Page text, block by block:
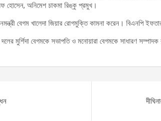
হোসেন, অনিমেশ চাকমা রিঙ্কু প্রমুখ।
বেগম খালেদা জিয়ার রোগমুক্তি কামনা করেন। বিএনপি
দলের মুর্শিদা বেগমকে সভাপতি ও মনোয়ারা বেগমকে সাধারণ